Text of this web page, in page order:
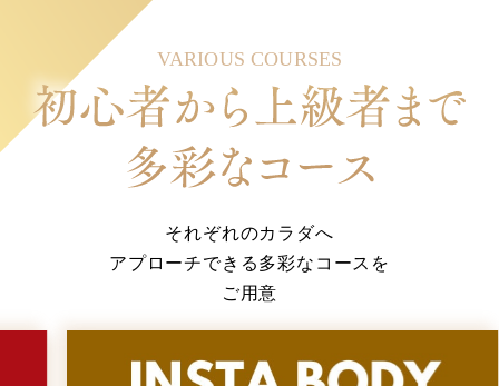
VARIOUS COURSES
それぞれのカラダへ
アプローチできる多彩なコースを
ご用意